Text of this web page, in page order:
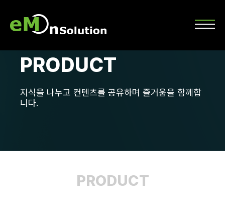
PRODUCT
지식을 나누고 컨텐츠를 공유하며 즐거움을 함께합
니다.
PRODUCT